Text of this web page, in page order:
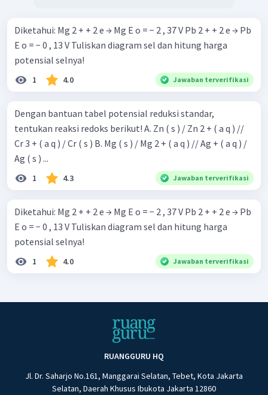
Diketahui: Mg 2 + + 2 e → Mg E o = − 2 , 37 V Pb 2 + + 2 e → Pb
E o = − 0 , 13 V Tuliskan diagram sel dan hitung harga
potensial selnya!
1 4.0 Jawaban terverifikasi
Dengan bantuan tabel potensial reduksi standar,
tentukan reaksi redoks berikut! A. Zn ( s ) / Zn 2 + ( a q ) //
Cr 3 + ( a q ) / Cr ( s ) B. Mg ( s ) / Mg 2 + ( a q ) // Ag + ( a q ) /
Ag ( s ) ...
1 4.3 Jawaban terverifikasi
Diketahui: Mg 2 + + 2 e → Mg E o = − 2 , 37 V Pb 2 + + 2 e → Pb
E o = − 0 , 13 V Tuliskan diagram sel dan hitung harga
potensial selnya!
1 4.0 Jawaban terverifikasi
RUANGGURU HQ
Jl. Dr. Saharjo No.161, Manggarai Selatan, Tebet, Kota Jakarta
Selatan, Daerah Khusus Ibukota Jakarta 12860